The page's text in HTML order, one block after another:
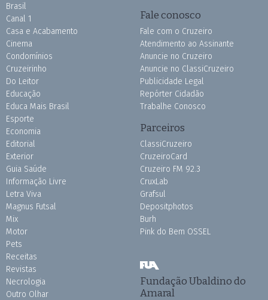
Brasil
Canal 1
Casa e Acabamento
Cinema
Condomínios
Cruzeirinho
Do Leitor
Educação
Educa Mais Brasil
Esporte
Economia
Editorial
Exterior
Guia Saúde
Informação Livre
Letra Viva
Magnus Futsal
Mix
Motor
Pets
Receitas
Revistas
Necrologia
Outro Olhar
Fale conosco
Fale com o Cruzeiro
Atendimento ao Assinante
Anuncie no Cruzeiro
Anuncie no ClassiCruzeiro
Publicidade Legal
Repórter Cidadão
Trabalhe Conosco
Parceiros
ClassiCruzeiro
CruzeiroCard
Cruzeiro FM 92.3
CruxLab
Grafsul
Depositphotos
Burh
Pink do Bem OSSEL
Fundação Ubaldino do
Amaral